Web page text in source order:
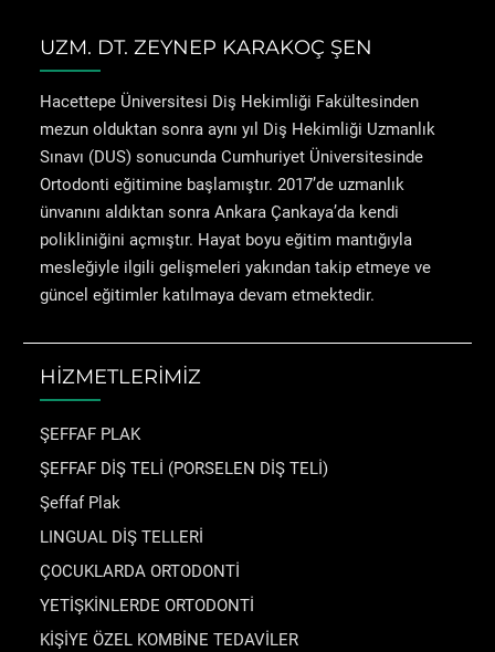
UZM. DT. ZEYNEP KARAKOÇ ŞEN
Hacettepe Üniversitesi Diş Hekimliği Fakültesinden
mezun olduktan sonra aynı yıl Diş Hekimliği Uzmanlık
Sınavı (DUS) sonucunda Cumhuriyet Üniversitesinde
Ortodonti eğitimine başlamıştır. 2017’de uzmanlık
ünvanını aldıktan sonra Ankara Çankaya’da kendi
polikliniğini açmıştır. Hayat boyu eğitim mantığıyla
mesleğiyle ilgili gelişmeleri yakından takip etmeye ve
güncel eğitimler katılmaya devam etmektedir.
HİZMETLERİMİZ
ŞEFFAF PLAK
ŞEFFAF DİŞ TELİ (PORSELEN DİŞ TELİ)
Şeffaf Plak
LINGUAL DİŞ TELLERİ
ÇOCUKLARDA ORTODONTİ
YETİŞKİNLERDE ORTODONTİ
KİŞİYE ÖZEL KOMBİNE TEDAVİLER